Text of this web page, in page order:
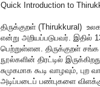
Quick Introduction to
திருக்குறள் (Thirukkural)
என்று அறியப்படுபவர். இதில்
பெற்றுள்ளன. திருக்குறள்
நூல்களின் திரட்டில்
சுமுகமாக கூடி வாழவும்,
அடிப்படைப் பண்புகளை